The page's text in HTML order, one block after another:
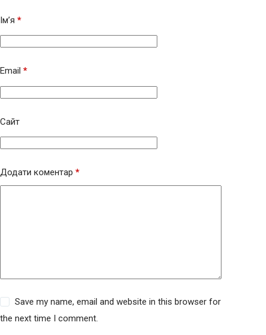
Ім’я *
Email *
Сайт
Додати коментар *
Save my name, email and website in this browser for
the next time I comment.